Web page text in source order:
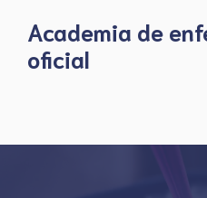
content
Academia de
oficial